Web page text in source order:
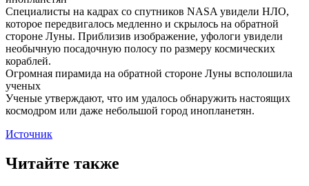
Специалисты на кадрах со спутников NASA увидели НЛО,
которое передвигалось медленно и скрылось на обратной
стороне Луны. Приблизив изображение, уфологи увидели
необычную посадочную полосу по размеру космических
кораблей.
Огромная пирамида на обратной стороне Луны всполошила
ученых
Ученые утверждают, что им удалось обнаружить настоящих
космодром или даже небольшой город инопланетян.
Источник
Читайте также